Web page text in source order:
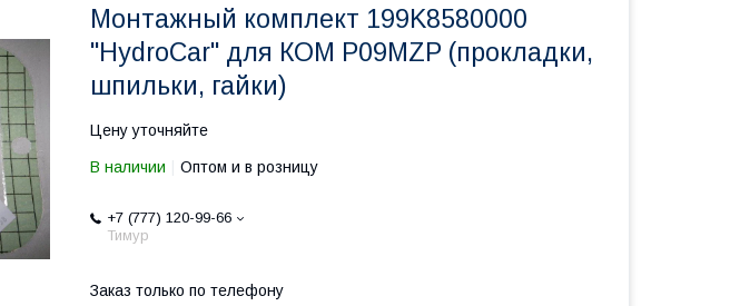
Монтажный комплект 199K8580000
"HydroCar" для КОМ P09MZP (прокладки,
шпильки, гайки)
Цену уточняйте
В наличии Оптом и в розницу
+7 (777) 120-99-66
Тимур
Заказ только по телефону